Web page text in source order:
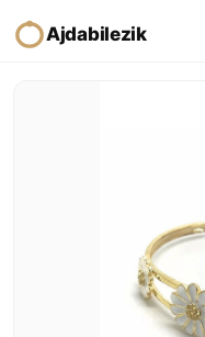
Ajdabilezik